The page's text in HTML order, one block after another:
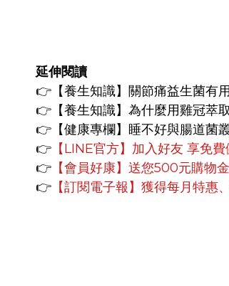
延伸閱讀
👉 【養生知識】 關節痛益生菌有
👉 【養生知識】 為什麼用雞冠萃
👉【健康專欄】 睡不好與腸道菌
👉 【LINE官方】 加入好友 享免
👉 【會員好康】 送您500元購物
👉 【訂閱電子報】獲得每月特惠